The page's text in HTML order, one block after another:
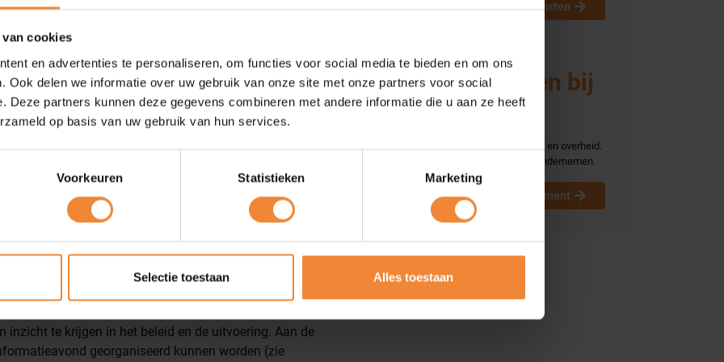
van cookies
en advertenties te personaliseren, om functies voor social media te bieden en om ons
Ook delen we informatie over uw gebruik van onze site met onze partners voor social
Deze partners kunnen deze gegevens combineren met andere informatie die u aan ze heeft
op basis van uw gebruik van hun services.
Voorkeuren Statistieken Marketing
Selectie toestaan Alles toestaan
thema. De gemeentelijke overheid is namelijk een
voor een bedrag van € 1.500 per inwoner/per jaar
aanbesteding, maar ook via meervoudig
pols te houden en met de gemeente in gesprek te
heeft MKB-Nederland de Toolbox Aanbesteden
zit ook een voorbeeld brief aan het College van B&W
inzicht te krijgen in het beleid en de uitvoering. Aan de
georganiseerd kunnen worden (zie
Bijeenkomsten
Gunstige tarieven bij
verzekeraars
Centrale schakel tussen ondernemers en overheid.
Camerabeveiliging. Keurmerk Veilig Ondernemen.
Waarom parkmanagement